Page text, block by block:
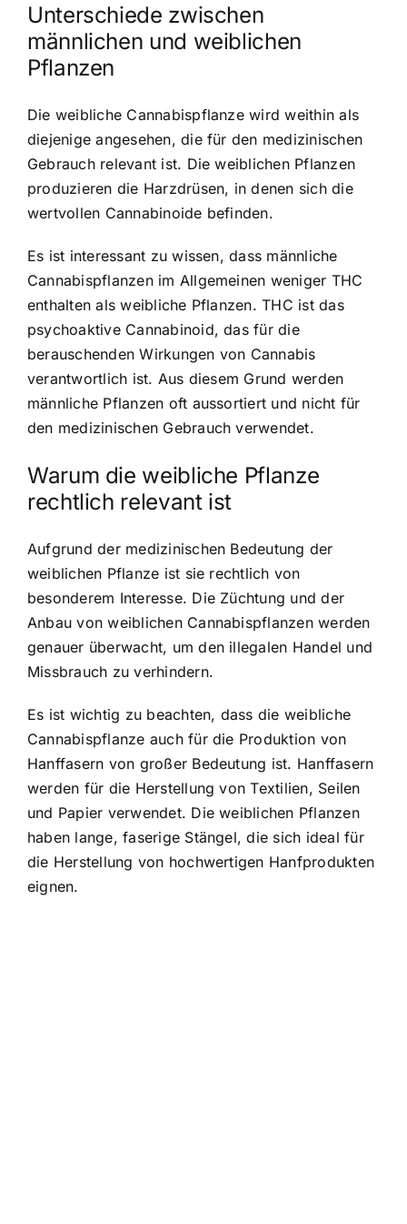
Unterschiede zwischen
männlichen und weiblichen
Pflanzen
Die weibliche Cannabispflanze wird weithin als
diejenige angesehen, die für den medizinischen
Gebrauch relevant ist. Die weiblichen Pflanzen
produzieren die Harzdrüsen, in denen sich die
wertvollen Cannabinoide befinden.
Es ist interessant zu wissen, dass männliche
Cannabispflanzen im Allgemeinen weniger THC
enthalten als weibliche Pflanzen. THC ist das
psychoaktive Cannabinoid, das für die
berauschenden Wirkungen von Cannabis
verantwortlich ist. Aus diesem Grund werden
männliche Pflanzen oft aussortiert und nicht für
den medizinischen Gebrauch verwendet.
Warum die weibliche Pflanze
rechtlich relevant ist
Aufgrund der medizinischen Bedeutung der
weiblichen Pflanze ist sie rechtlich von
besonderem Interesse. Die Züchtung und der
Anbau von weiblichen Cannabispflanzen werden
genauer überwacht, um den illegalen Handel und
Missbrauch zu verhindern.
Es ist wichtig zu beachten, dass die weibliche
Cannabispflanze auch für die Produktion von
Hanffasern von großer Bedeutung ist. Hanffasern
werden für die Herstellung von Textilien, Seilen
und Papier verwendet. Die weiblichen Pflanzen
haben lange, faserige Stängel, die sich ideal für
die Herstellung von hochwertigen Hanfprodukten
eignen.